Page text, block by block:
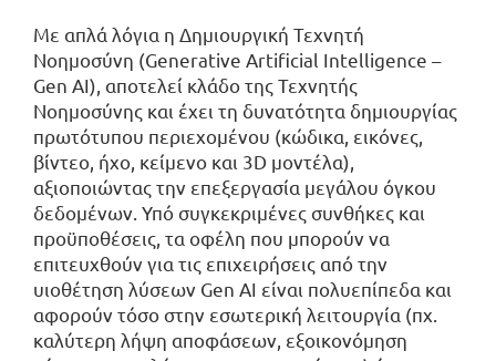
Με απλά λόγια η Δημιουργική Τεχνητή
Νοημοσύνη (Generative Artificial Intelligence –
Gen AI), αποτελεί κλάδο της Τεχνητής
Νοημοσύνης και έχει τη δυνατότητα δημιουργίας
πρωτότυπου περιεχομένου (κώδικα, εικόνες,
βίντεο, ήχο, κείμενο και 3D μοντέλα),
αξιοποιώντας την επεξεργασία μεγάλου όγκου
δεδομένων. Υπό συγκεκριμένες συνθήκες και
προϋποθέσεις, τα οφέλη που μπορούν να
επιτευχθούν για τις επιχειρήσεις από την
υιοθέτηση λύσεων Gen AI είναι πολυεπίπεδα και
αφορούν τόσο στην εσωτερική λειτουργία (πχ.
καλύτερη λήψη αποφάσεων, εξοικονόμηση